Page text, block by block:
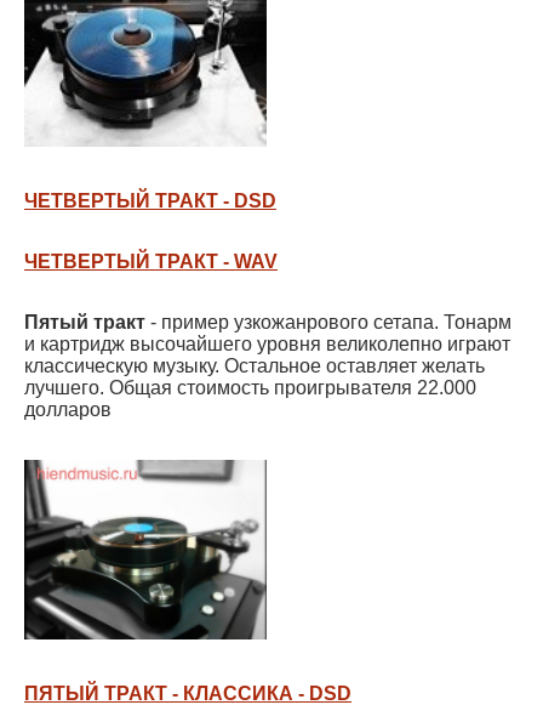
ЧЕТВЕРТЫЙ ТРАКТ - DSD
ЧЕТВЕРТЫЙ ТРАКТ - WAV
Пятый тракт - пример узкожанрового сетапа. Тонарм
и картридж высочайшего уровня великолепно играют
классическую музыку. Остальное оставляет желать
лучшего. Общая стоимость проигрывателя 22.000
долларов
ПЯТЫЙ ТРАКТ - КЛАССИКА - DSD